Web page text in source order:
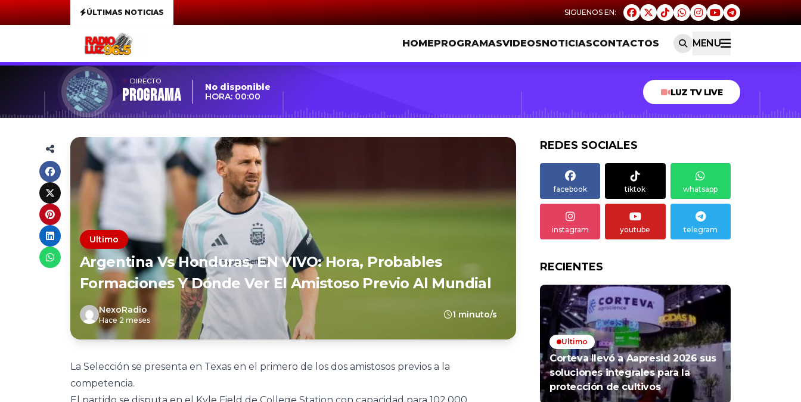
ÚLTIMAS NOTICIAS
HOMEPROGRAMASVIDEOSNOTICIASCONTACTOS MENU
DIRECTO
Programa
No disponible
HORA: 00:00
LUZ TV LIVE
Ultimo
Argentina Vs Honduras, EN VIVO: Hora, Probables
Formaciones Y Dónde Ver El Amistoso Previo Al Mundial
NexoRadio
Hace 2 meses
1 minuto/s
La Selección se presenta en Texas en el primero de los dos amistosos previos a la
competencia.
REDES SOCIALES
facebook tiktok whatsapp
instagram youtube telegram
RECIENTES
Ultimo
Corteva llevó a Aapresid 2026 sus
soluciones integrales para la
protección de cultivos